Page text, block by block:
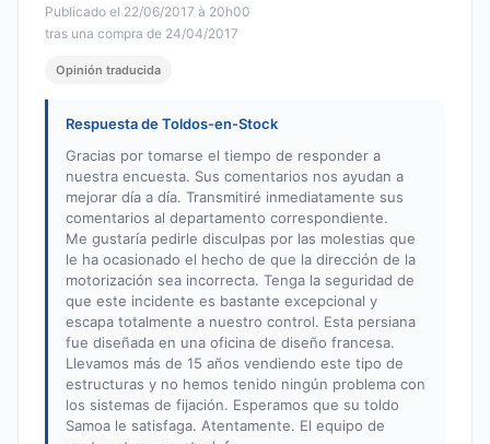
Publicado el 22/06/2017 à 20h00
tras una compra de 24/04/2017
Opinión traducida
Respuesta de Toldos-en-Stock
Gracias por tomarse el tiempo de responder a
nuestra encuesta. Sus comentarios nos ayudan a
mejorar día a día. Transmitiré inmediatamente sus
comentarios al departamento correspondiente.
Me gustaría pedirle disculpas por las molestias que
le ha ocasionado el hecho de que la dirección de la
motorización sea incorrecta. Tenga la seguridad de
que este incidente es bastante excepcional y
escapa totalmente a nuestro control. Esta persiana
fue diseñada en una oficina de diseño francesa.
Llevamos más de 15 años vendiendo este tipo de
estructuras y no hemos tenido ningún problema con
los sistemas de fijación. Esperamos que su toldo
Samoa le satisfaga. Atentamente. El equipo de